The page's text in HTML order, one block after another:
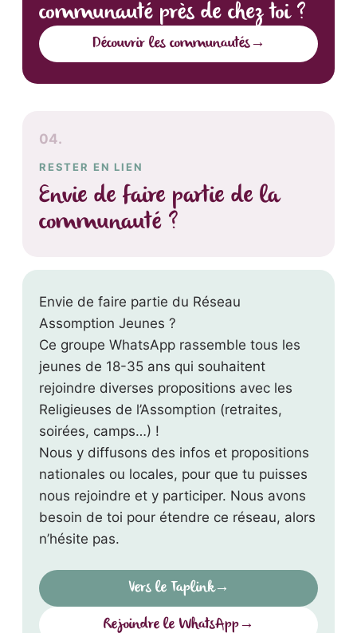
communauté près de chez toi ?
Découvrir les communautés→
04.
RESTER EN LIEN
Envie de faire partie de la
communauté ?
Envie de faire partie du Réseau
Assomption Jeunes ?
Ce groupe WhatsApp rassemble tous les
jeunes de 18-35 ans qui souhaitent
rejoindre diverses propositions avec les
Religieuses de l’Assomption (retraites,
soirées, camps…) !
Nous y diffusons des infos et propositions
nationales ou locales, pour que tu puisses
nous rejoindre et y participer. Nous avons
besoin de toi pour étendre ce réseau, alors
n’hésite pas.
Vers le Taplink→
Rejoindre le WhatsApp→